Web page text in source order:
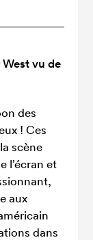
vu de
des
! Ces
scène
l’écran et
aux
dans